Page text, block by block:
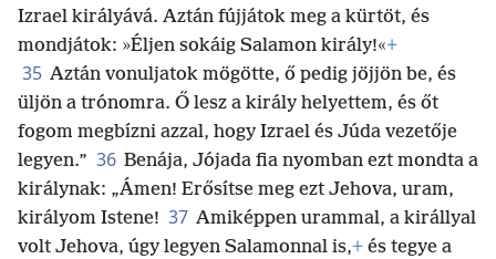
Izrael királyává. Aztán fújjátok meg a kürtöt, és
mondjátok: »Éljen sokáig Salamon király!«+
35 Aztán vonuljatok mögötte, ő pedig jöjjön be, és
üljön a trónomra. Ő lesz a király helyettem, és őt
fogom megbízni azzal, hogy Izrael és Júda vezetője
legyen.” 36 Benája, Jójada fia nyomban ezt mondta a
királynak: „Ámen! Erősítse meg ezt Jehova, uram,
királyom Istene! 37 Amiképpen urammal, a királlyal
volt Jehova, úgy legyen Salamonnal is,+ és tegye a